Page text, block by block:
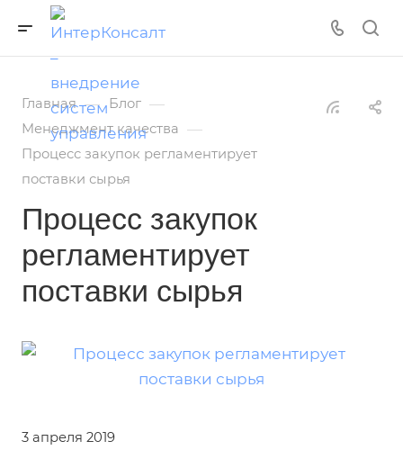
Главная — Блог —
Менеджмент качества —
Процесс закупок регламентирует
поставки сырья
Процесс закупок
регламентирует
поставки сырья
3 апреля 2019